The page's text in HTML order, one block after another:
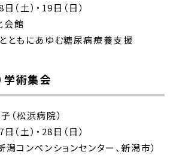
（土）・19日（日）
会館
とともにあゆむ糖尿病療養支援
学術集会
（松浜病院）
（土）・28日（日）
潟コンベンションセンター、新潟市）